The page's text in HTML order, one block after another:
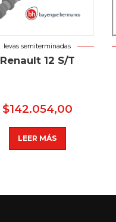
levas semiterminadas
Renault 12 S/T
$142.054,00
LEER MÁS